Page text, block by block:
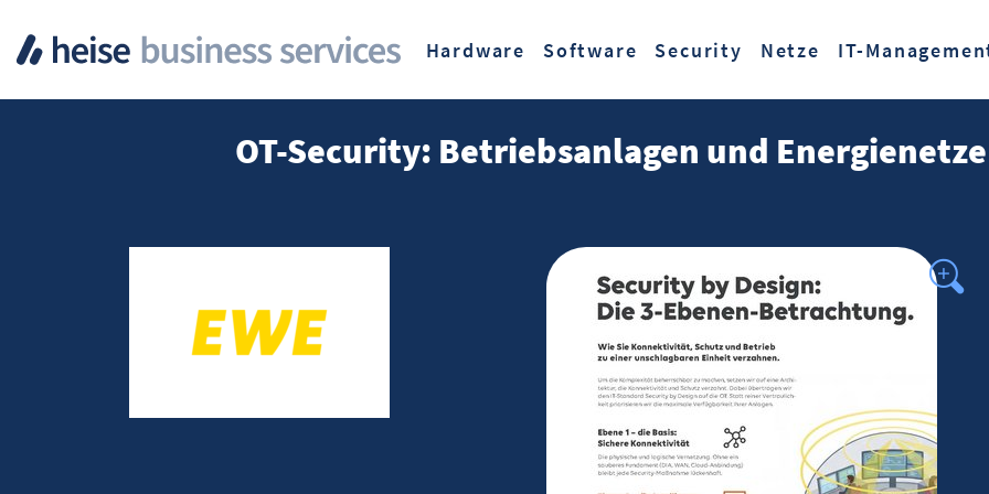
Hardware
Software Security Netze IT-
OT-Security: Betriebsanlagen und